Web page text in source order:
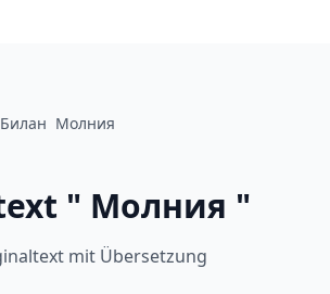
Молния
" Молния "
mit Übersetzung